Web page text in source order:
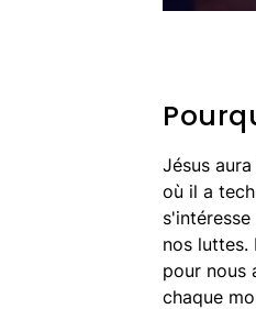
Jésus
où il a
nos
pour nous
chaque